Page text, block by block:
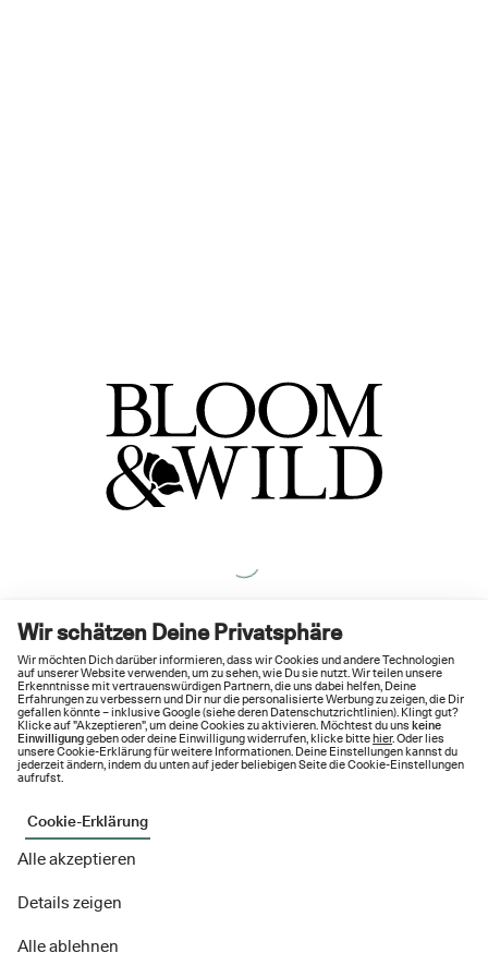
Wir schätzen Deine Privatsphäre
Wir möchten Dich darüber informieren, dass wir Cookies und andere Technologien
auf unserer Website verwenden, um zu sehen, wie Du sie nutzt. Wir teilen unsere
Erkenntnisse mit vertrauenswürdigen Partnern, die uns dabei helfen, Deine
Erfahrungen zu verbessern und Dir nur die personalisierte Werbung zu zeigen, die Dir
gefallen könnte – inklusive Google (siehe deren Datenschutzrichtlinien). Klingt gut?
Klicke auf "Akzeptieren", um deine Cookies zu aktivieren. Möchtest du uns keine
Einwilligunggeben oder deine Einwilligung widerrufen, klicke bittehier. Oder lies
unsere Cookie-Erklärung für weitere Informationen. Deine Einstellungen kannst du
jederzeit ändern, indem du unten auf jeder beliebigen Seite die Cookie-Einstellungen
aufrufst.
Cookie-Erklärung
Alle akzeptieren
Details zeigen
Alle ablehnen